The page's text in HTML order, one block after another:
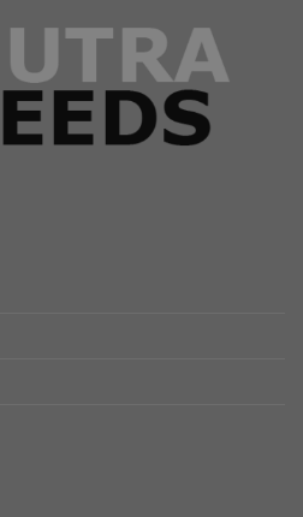
можно
на
странице
товара.